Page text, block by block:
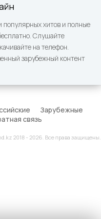
популярных хитов и полные
Слушайте
на телефон.
зарубежный контент
Зарубежные
связь
2018 - 2026. Все права защищены.